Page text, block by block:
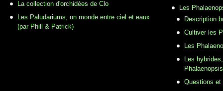
La collection d'orchidées de Clo
Les Paludariums, un monde entre ciel et eaux
(par Phill & Patrick)
Les
Description
Cultiver les
Les
Les
Phalaenopsis
Questions et